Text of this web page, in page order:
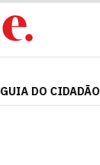
GUIA DO CIDADÃO